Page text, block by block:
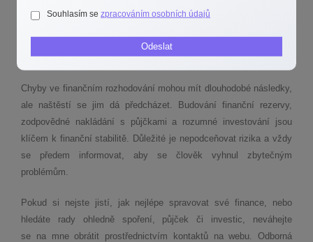
sebevzdělávání. Každá investice by měla být promyšlená
člověk není jistý, kam investovat, je lepší poradit se s odborníkem
než riskovat ztrátu peněz.
Chyby ve finančním rozhodování mohou mít dlouhodobé následky,
ale naštěstí se jim dá předcházet. Budování finanční rezervy,
zodpovědné nakládání s půjčkami a rozumné investování jsou
klíčem k finanční stabilitě. Důležité je nepodceňovat rizika a vždy
se předem informovat, aby se člověk vyhnul zbytečným
problémům.
Pokud si nejste jistí, jak nejlépe spravovat své finance, nebo
hledáte rady ohledně spoření, půjček či investic, neváhejte
se na mne obrátit prostřednictvím kontaktů na webu. Odborná
Souhlasím se zpracováním osobních údajů
Odeslat